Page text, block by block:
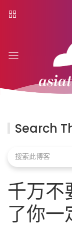
Search
千万
了你一